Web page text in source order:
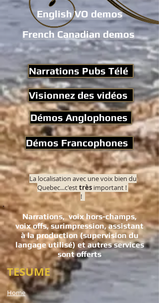
English VO demos
French Canadian demos
Narrations Pubs Télé
Visionnez des vidéos
Démos Anglophones
Démos Francophones
La localisation avec une voix bien du
Quebec...c'esttrès important !
!
Narrations, voix hors-champs,
voix offs, surimpression, assistant
à la production (supervision du
langage utilisé) et autres services
sont offerts
TESUME
Home